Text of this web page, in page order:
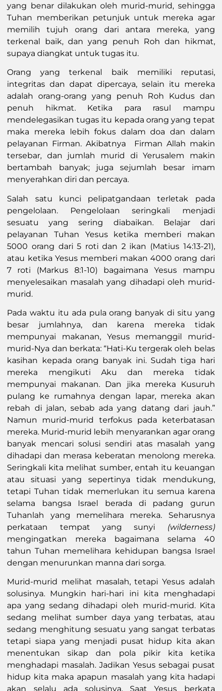
yang benar dilakukan oleh murid-murid, sehingga
Tuhan memberikan petunjuk untuk mereka agar
memilih tujuh orang dari antara mereka, yang
terkenal baik, dan yang penuh Roh dan hikmat,
supaya diangkat untuk tugas itu.
Orang yang terkenal baik memiliki reputasi,
integritas dan dapat dipercaya, selain itu mereka
adalah orang-orang yang penuh Roh Kudus dan
penuh hikmat. Ketika para rasul mampu
mendelegasikan tugas itu kepada orang yang tepat
maka mereka lebih fokus dalam doa dan dalam
pelayanan Firman. Akibatnya Firman Allah makin
tersebar, dan jumlah murid di Yerusalem makin
bertambah banyak; juga sejumlah besar imam
menyerahkan diri dan percaya.
Salah satu kunci pelipatgandaan terletak pada
pengelolaan. Pengelolaan seringkali menjadi
sesuatu yang sering diabaikan. Belajar dari
pelayanan Tuhan Yesus ketika memberi makan
5000 orang dari 5 roti dan 2 ikan (Matius 14:13-21),
atau ketika Yesus memberi makan 4000 orang dari
7 roti (Markus 8:1-10) bagaimana Yesus mampu
menyelesaikan masalah yang dihadapi oleh murid-
murid.
Pada waktu itu ada pula orang banyak di situ yang
besar jumlahnya, dan karena mereka tidak
mempunyai makanan, Yesus memanggil murid-
murid-Nya dan berkata: “Hati-Ku tergerak oleh belas
kasihan kepada orang banyak ini. Sudah tiga hari
mereka mengikuti Aku dan mereka tidak
mempunyai makanan. Dan jika mereka Kusuruh
pulang ke rumahnya dengan lapar, mereka akan
rebah di jalan, sebab ada yang datang dari jauh.”
Namun murid-murid terfokus pada keterbatasan
mereka. Murid-murid lebih menyarankan agar orang
banyak mencari solusi sendiri atas masalah yang
dihadapi dan merasa keberatan menolong mereka.
Seringkali kita melihat sumber, entah itu keuangan
atau situasi yang sepertinya tidak mendukung,
tetapi Tuhan tidak memerlukan itu semua karena
selama bangsa Israel berada di padang gurun
Tuhanlah yang memelihara mereka. Seharusnya
perkataan tempat yang sunyi (wilderness)
mengingatkan mereka bagaimana selama 40
tahun Tuhan memelihara kehidupan bangsa Israel
dengan menurunkan manna dari sorga.
Murid-murid melihat masalah, tetapi Yesus adalah
solusinya. Mungkin hari-hari ini kita menghadapi
apa yang sedang dihadapi oleh murid-murid. Kita
sedang melihat sumber daya yang terbatas, atau
sedang menghitung sesuatu yang sangat terbatas
tetapi siapa yang menjadi pusat hidup kita akan
menentukan sikap dan pola pikir kita ketika
menghadapi masalah. Jadikan Yesus sebagai pusat
hidup kita maka apapun masalah yang kita hadapi
akan selalu ada solusinya. Saat Yesus berkata